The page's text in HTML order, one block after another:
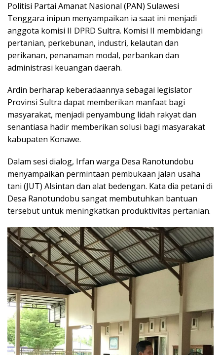
Politisi Partai Amanat Nasional (PAN) Sulawesi
Tenggara inipun menyampaikan ia saat ini menjadi
anggota komisi II DPRD Sultra. Komisi II membidangi
pertanian, perkebunan, industri, kelautan dan
perikanan, penanaman modal, perbankan dan
administrasi keuangan daerah.
Ardin berharap keberadaannya sebagai legislator
Provinsi Sultra dapat memberikan manfaat bagi
masyarakat, menjadi penyambung lidah rakyat dan
senantiasa hadir memberikan solusi bagi masyarakat
kabupaten Konawe.
Dalam sesi dialog, Irfan warga Desa Ranotundobu
menyampaikan permintaan pembukaan jalan usaha
tani (JUT) Alsintan dan alat bedengan. Kata dia petani di
Desa Ranotundobu sangat membutuhkan bantuan
tersebut untuk meningkatkan produktivitas pertanian.